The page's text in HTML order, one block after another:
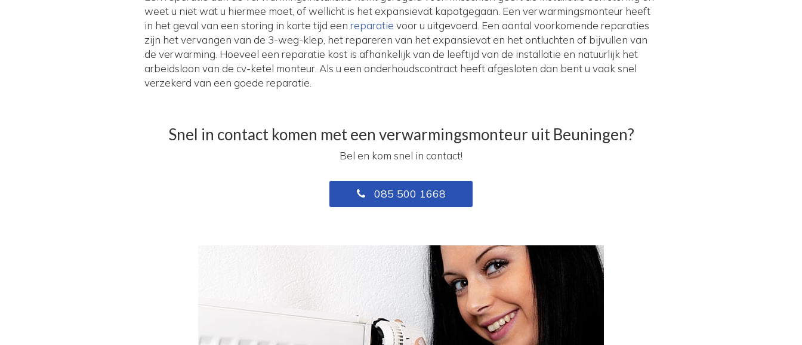
weet u niet wat u hiermee moet, of wellicht is het expansievat kapotgegaan. Een verwarmingsmonteur heeft
in het geval van een storing in korte tijd een reparatie voor u uitgevoerd. Een aantal voorkomende reparaties
zijn het vervangen van de 3-weg-klep, het repareren van het expansievat en het ontluchten of bijvullen van
de verwarming. Hoeveel een reparatie kost is afhankelijk van de leeftijd van de installatie en natuurlijk het
arbeidsloon van de cv-ketel monteur. Als u een onderhoudscontract heeft afgesloten dan bent u vaak snel
verzekerd van een goede reparatie.
Snel in contact komen met een verwarmingsmonteur uit Beuningen?
Bel en kom snel in contact!
085 500 1668